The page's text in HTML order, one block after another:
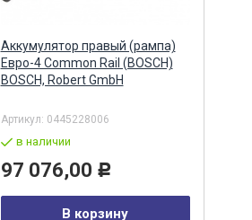
Аккумулятор правый (рампа)
Евро-4 Common Rail (BOSCH)
BOSCH, Robert GmbH
Артикул: 0445228006
в наличии
97 076,00 Р
В корзину